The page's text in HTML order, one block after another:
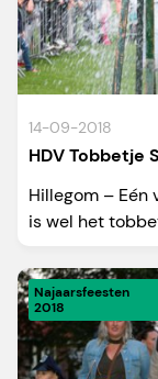
14-09-2018
HDV Tobbetje
Hillegom –
is wel het
Najaarsfeesten
2018